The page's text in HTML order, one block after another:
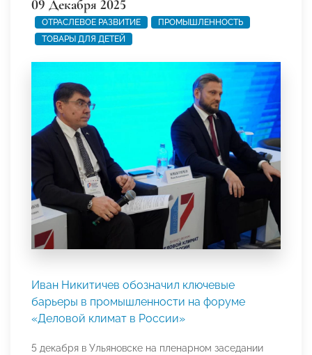
09 Декабря 2025
ОТРАСЛЕВОЕ РАЗВИТИЕ
ПРОМЫШЛЕННОСТЬ
ТОВАРЫ ДЛЯ ДЕТЕЙ
Иван Никитичев обозначил ключевые
барьеры в промышленности на форуме
«Деловой климат в России»
5 декабря в Ульяновске на пленарном заседании